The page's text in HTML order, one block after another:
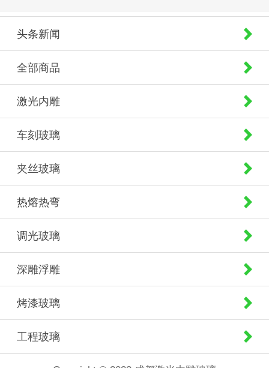
头条新闻
全部商品
激光内雕
车刻玻璃
夹丝玻璃
热熔热弯
调光玻璃
深雕浮雕
烤漆玻璃
工程玻璃